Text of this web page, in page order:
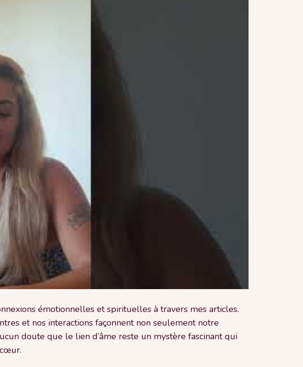
émotionnelles et spirituelles à travers mes articles.
et nos interactions façonnent non seulement notre
doute que le lien d’âme reste un mystère fascinant qui